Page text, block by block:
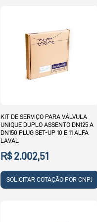
KIT DE SERVIÇO PARA VÁLVULA
UNIQUE DUPLO ASSENTO DN125 A
DN150 PLUG SET-UP 10 E 11 ALFA
LAVAL
R$ 2.002,51
SOLICITAR COTAÇÃO POR CNPJ